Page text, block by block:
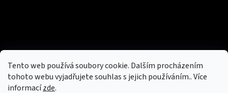
Tento web používá soubory cookie. Dalším procházením
tohoto webu vyjadřujete souhlas s jejich používáním.. Více
informacízde.